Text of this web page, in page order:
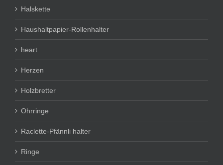
Halskette
Haushaltpapier-Rollenhalter
heart
Herzen
Holzbretter
Ohrringe
Raclette-Pfännli halter
Ringe